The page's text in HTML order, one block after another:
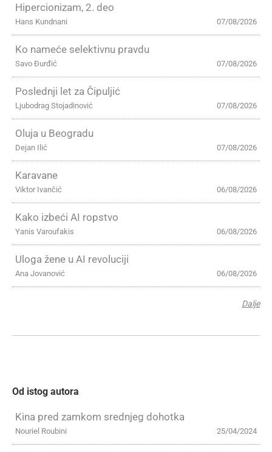
Hipercionizam, 2. deo
07/08/2026
Hans Kundnani
Ko nameće selektivnu pravdu
07/08/2026
Savo Đurđić
Poslednji let za Čipuljić
07/08/2026
Ljubodrag Stojadinović
Oluja u Beogradu
07/08/2026
Dejan Ilić
Karavane
06/08/2026
Viktor Ivančić
Kako izbeći AI ropstvo
06/08/2026
Yanis Varoufakis
Uloga žene u AI revoluciji
06/08/2026
Ana Jovanović
Dalje
Od istog autora
Kina pred zamkom srednjeg dohotka
25/04/2024
Nouriel Roubini